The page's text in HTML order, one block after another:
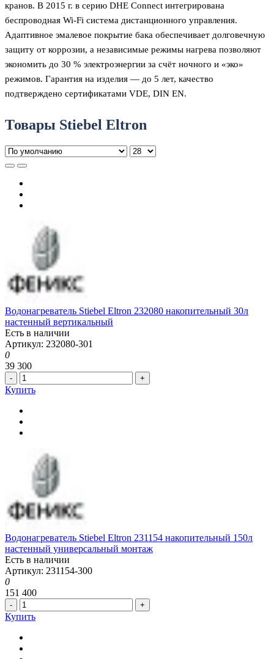
кранов. В 2015 г. в серию DHE Connect интегрирована
беспроводная Wi-Fi система дистанционного управления.
Адаптивное эмалевое покрытие бака обеспечивает долговечную
защиту от коррозии, а независимые режимы нагрева позволяют
экономить до 30 % электроэнергии за счёт ночного и «эко»
режимов. Гарантия на изделия — до 5 лет, качество
подтверждено сертификатами VDE, DIN EN.
Товары Stiebel Eltron
Водонагреватель Stiebel Eltron 232080 накопительный 30л
настенный вертикальный
Есть в наличии
Артикул: 232080-301
0
39 300
- +
Купить
Водонагреватель Stiebel Eltron 231154 накопительный 150л
настенный универсальный монтаж
Есть в наличии
Артикул: 231154-300
0
151 400
- +
Купить